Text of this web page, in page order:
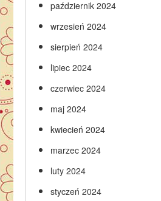
październik 2024
wrzesień 2024
sierpień 2024
lipiec 2024
czerwiec 2024
maj 2024
kwiecień 2024
marzec 2024
luty 2024
styczeń 2024